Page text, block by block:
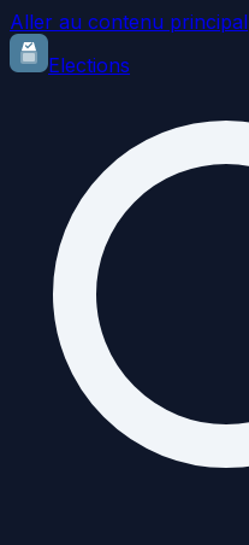
Aller au contenu principal
Elections